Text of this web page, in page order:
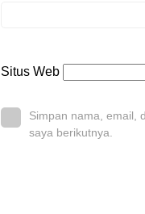
Situs Web
Simpan nama, email,
saya berikutnya.